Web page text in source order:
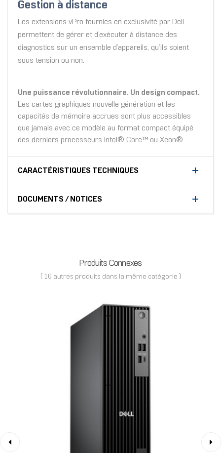
Gestion à distance
Les extensions vPro fournies en exclusivité par Dell
permettent de gérer et d’exécuter à distance des
diagnostics sur un ensemble d’appareils, qu’ils soient
sous tension ou non.
Une puissance révolutionnaire. Un design compact.
Les cartes graphiques nouvelle génération et les
capacités de mémoire accrues sont plus accessibles
que jamais avec ce modèle au format compact équipé
des derniers processeurs Intel® Core™ ou Xeon®.
CARACTÉRISTIQUES TECHNIQUES
DOCUMENTS / NOTICES
Produits Connexes
( 16 autres produits dans la même catégorie )